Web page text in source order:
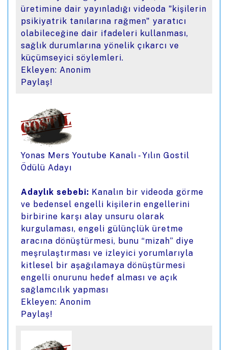
üretimine dair yayınladığı videoda "kişilerin
psikiyatrik tanılarına rağmen" yaratıcı
olabileceğine dair ifadeleri kullanması,
sağlık durumlarına yönelik çıkarcı ve
küçümseyici söylemleri.
Ekleyen: Anonim
Paylaş!
Yonas Mers Youtube Kanalı - Yılın Gostil
Ödülü Adayı
Adaylık sebebi: Kanalın bir videoda görme
ve bedensel engelli kişilerin engellerini
birbirine karşı alay unsuru olarak
kurgulaması, engeli gülünçlük üretme
aracına dönüştürmesi, bunu “mizah” diye
meşrulaştırması ve izleyici yorumlarıyla
kitlesel bir aşağılamaya dönüştürmesi
engelli onurunu hedef alması ve açık
sağlamcılık yapması
Ekleyen: Anonim
Paylaş!